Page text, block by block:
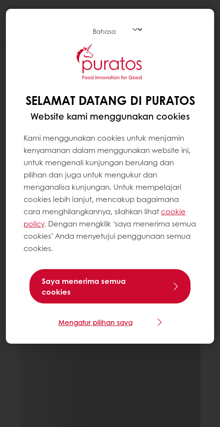
SELAMAT DATANG DI PURATOS
Website kami menggunakan cookies
Kami menggunakan cookies untuk menjamin
kenyamanan dalam menggunakan website ini,
untuk mengenali kunjungan berulang dan
pilihan dan juga untuk mengukur dan
menganalisa kunjungan. Untuk mempelajari
cookies lebih lanjut, mencakup bagaimana
cara menghilangkannya, silahkan lihatcookie
policy. Dengan mengklik ‘saya menerima semua
cookies’ Anda menyetujui penggunaan semua
cookies.
Saya menerima semua
cookies
Mengatur pilihan saya